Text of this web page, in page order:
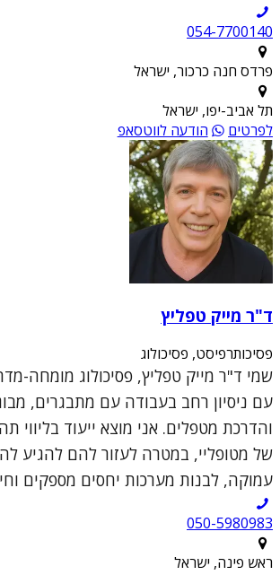
054-7700140
פרדס חנה כרכור, ישראל
תל אביב-יפו, ישראל
לפרטים
הודעה לווטסאפ
ד"ר מייק טפליץ
פסיכותרפיסט, פסיכולוג
שמי ד"ר מייק טפליץ, פסיכולוג מומחה-
עם ניסיון רחב בעבודה עם מתבגרים,
והדרכת מטפלים. אני מוצא ייעוד בליווי
של מטופליי, במטרה לעזור להם להגיע
עמוקה, לבנות מערכות יחסים מספקים
050-5980983
ראש פינה, ישראל